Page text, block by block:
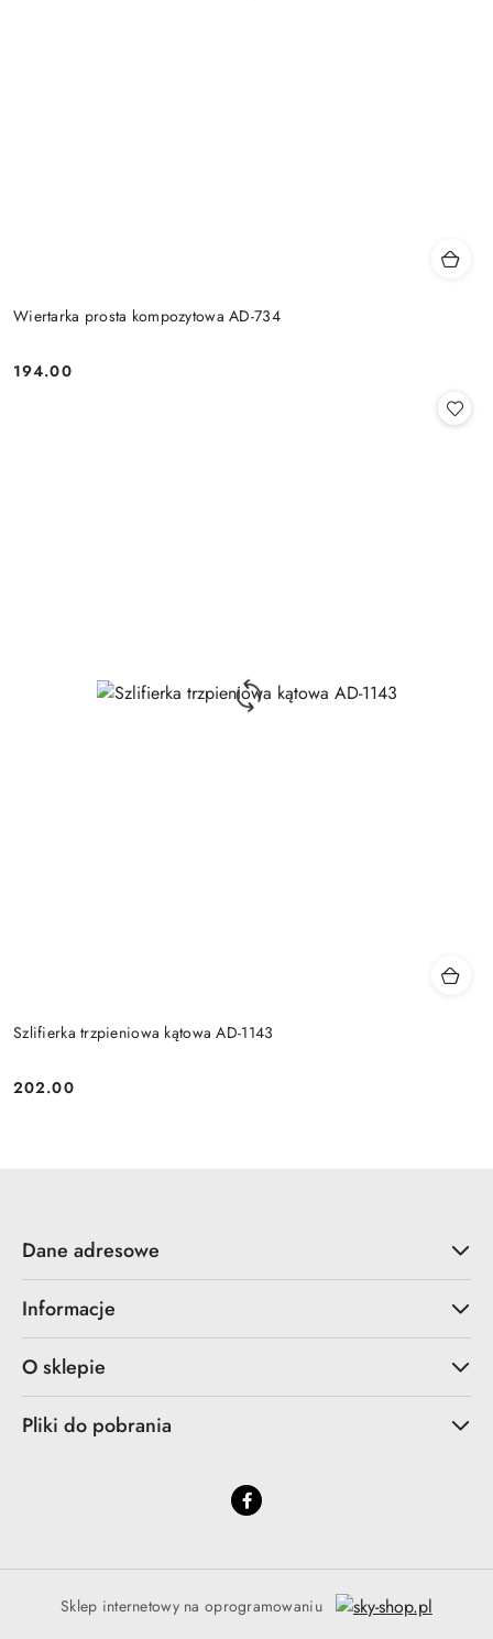
Wiertarka prosta kompozytowa AD-734
Cena:
194.00
Szlifierka trzpieniowa kątowa AD-1143
Cena:
202.00
Dane adresowe
Informacje
O sklepie
Pliki do pobrania
Sklep internetowy na oprogramowaniu